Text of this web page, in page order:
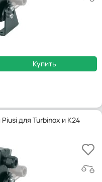
Купить
для Turbinox и K24